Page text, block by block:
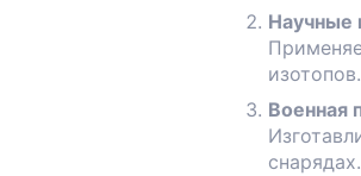
Научные
изотопов.
Военная
снарядах.